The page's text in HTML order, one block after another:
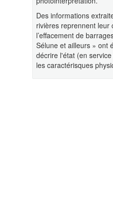
Des informations
rivières reprennent leur
l’effacement de
Sélune et ailleurs » ont
décrire l'état (en
les caractérisques